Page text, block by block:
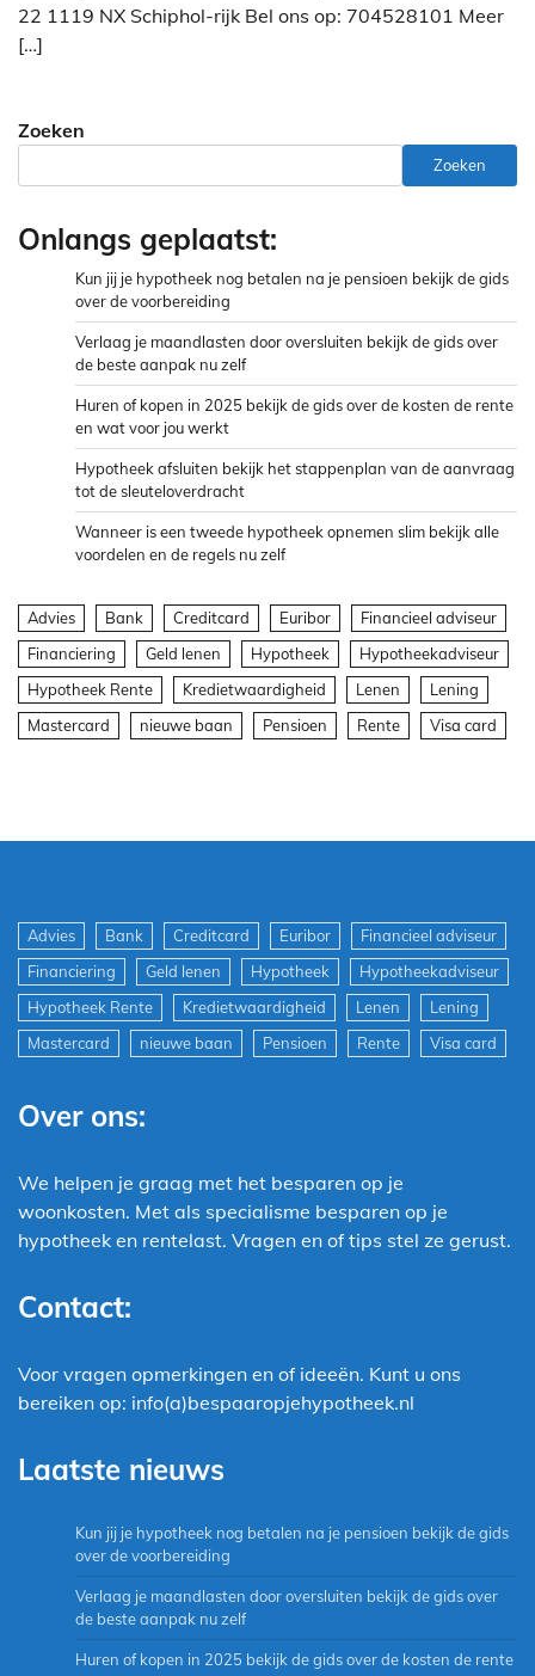
22 1119 NX Schiphol-rijk Bel ons op: 704528101 Meer
[…]
Zoeken
Zoeken
Onlangs geplaatst:
Kun jij je hypotheek nog betalen na je pensioen bekijk de gids
over de voorbereiding
Verlaag je maandlasten door oversluiten bekijk de gids over
de beste aanpak nu zelf
Huren of kopen in 2025 bekijk de gids over de kosten de rente
en wat voor jou werkt
Hypotheek afsluiten bekijk het stappenplan van de aanvraag
tot de sleuteloverdracht
Wanneer is een tweede hypotheek opnemen slim bekijk alle
voordelen en de regels nu zelf
Advies Bank Creditcard Euribor
Financieel adviseur
Financiering
Geld lenen Hypotheek
Hypotheekadviseur
Hypotheek Rente
Kredietwaardigheid Lenen
Lening
Mastercard
nieuwe baan Pensioen Rente Visa card
Advies Bank Creditcard Euribor
Financieel adviseur
Financiering
Geld lenen Hypotheek
Hypotheekadviseur
Hypotheek Rente
Kredietwaardigheid Lenen
Lening
Mastercard
nieuwe baan Pensioen Rente Visa card
Over ons:
We helpen je graag met het besparen op je
woonkosten. Met als specialisme besparen op je
hypotheek en rentelast. Vragen en of tips stel ze gerust.
Contact:
Voor vragen opmerkingen en of ideeën. Kunt u ons
bereiken op: info(a)bespaaropjehypotheek.nl
Laatste nieuws
Kun jij je hypotheek nog betalen na je pensioen bekijk de gids
over de voorbereiding
Verlaag je maandlasten door oversluiten bekijk de gids over
de beste aanpak nu zelf
Huren of kopen in 2025 bekijk de gids over de kosten de rente